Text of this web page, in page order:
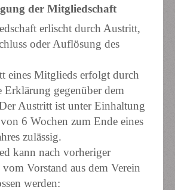
der Mitgliedschaft
erlischt durch Austritt,
oder Auflösung des
eines Mitglieds erfolgt durch
Erklärung gegenüber dem
Austritt ist unter Einhaltung
6 Wochen zum Ende eines
zulässig.
kann nach vorheriger
Vorstand aus dem Verein
werden: